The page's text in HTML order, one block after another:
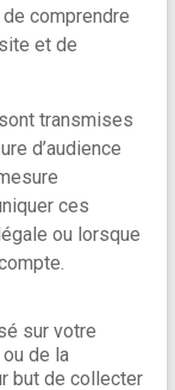
comprendre
et de
transmises
d’audience
ces
ou lorsque
sur votre
de la
but de collecter